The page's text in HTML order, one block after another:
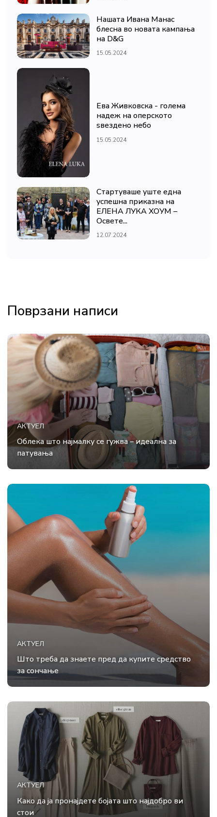
Нашата Ивана Манас
блесна во новата кампања
на D&G
15.05.2024
Ева Живковска - голема
надеж на оперското
ѕвездено небо
15.05.2024
Стартуваше уште една
успешна приказна на
ЕЛЕНА ЛУКА ХОУМ –
Освете...
12.07.2024
Поврзани написи
АКТУЕЛ
Облека што најмалку се гужва – идеална за
патувања
АКТУЕЛ
Што треба да знаете пред да купите средство
за сончање
АКТУЕЛ
Како да ја пронајдете бојата што најдобро ви
стои